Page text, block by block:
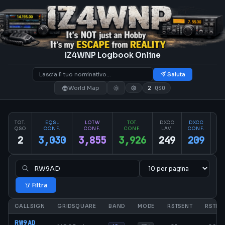
IZ4WNP Logbook Online
Saluta
World Map
2 QSO
TOT.
QSO
2
EQSL
CONF.
3,030
LOTW
CONF.
3,855
TOT.
CONF.
3,926
DXCC
LAV.
249
DXCC
CONF.
209
Filtra
CALLSIGN GRIDSQUARE BAND MODE RSTSENT
RW9AD